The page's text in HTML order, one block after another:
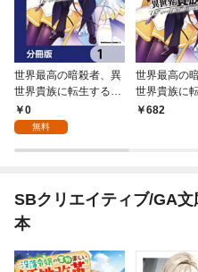
世界最高の暗殺者、異
世界貴族に転生する
【分冊版】 1
0
無料
世界最高の
世界貴族に
（１）
682
SBクリエイティブ/GA
本